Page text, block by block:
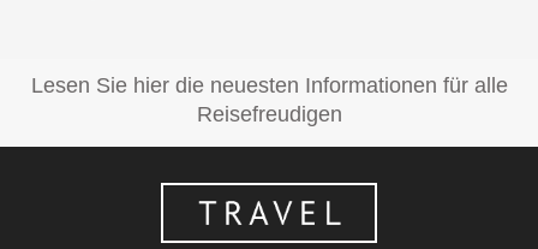
Lesen Sie hier die neuesten Informationen für alle
Reisefreudigen